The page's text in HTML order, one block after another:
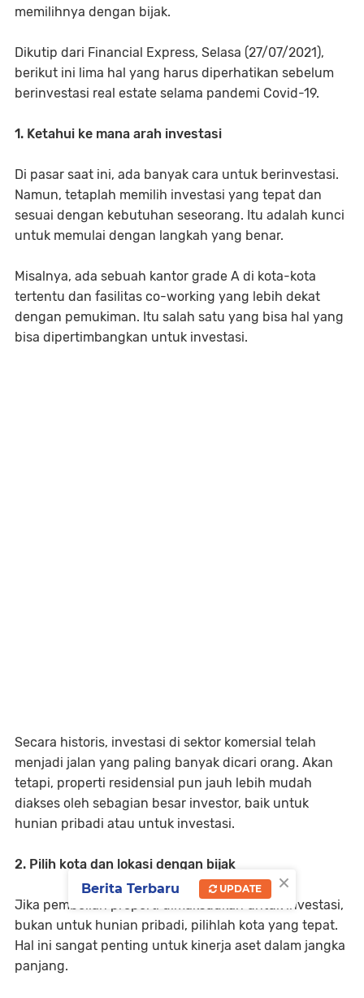
memilihnya dengan bijak.
Dikutip dari Financial Express, Selasa (27/07/2021),
berikut ini lima hal yang harus diperhatikan sebelum
berinvestasi real estate selama pandemi Covid-19.
1. Ketahui ke mana arah investasi
Di pasar saat ini, ada banyak cara untuk berinvestasi.
Namun, tetaplah memilih investasi yang tepat dan
sesuai dengan kebutuhan seseorang. Itu adalah kunci
untuk memulai dengan langkah yang benar.
Misalnya, ada sebuah kantor grade A di kota-kota
tertentu dan fasilitas co-working yang lebih dekat
dengan pemukiman. Itu salah satu yang bisa hal yang
bisa dipertimbangkan untuk investasi.
Secara historis, investasi di sektor komersial telah
menjadi jalan yang paling banyak dicari orang. Akan
tetapi, properti residensial pun jauh lebih mudah
diakses oleh sebagian besar investor, baik untuk
hunian pribadi atau untuk investasi.
2. Pilih kota dan lokasi dengan bijak
Jika pembelian properti dimaksudkan untuk investasi,
bukan untuk hunian pribadi, pilihlah kota yang tepat.
Hal ini sangat penting untuk kinerja aset dalam jangka
panjang.
×
Berita Terbaru UPDATE